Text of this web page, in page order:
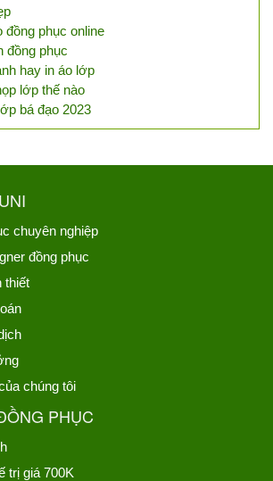
đồng phục online
đồng phục
hay in áo lớp
lớp thế nào
bá đạo 2023
chuyên nghiệp
đồng phục
thiết
chúng tôi
PHỤC
trị giá 700K